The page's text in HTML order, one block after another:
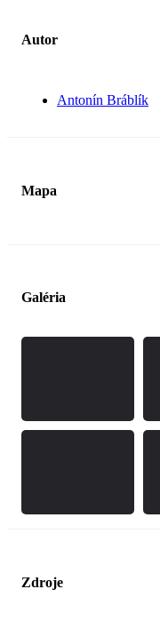
Autor
Antonín Bráblík
Mapa
Galéria
Zdroje